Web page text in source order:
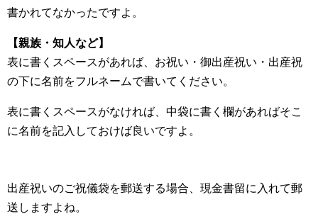
書かれてなかったですよ。
【親族・知人など】
表に書くスペースがあれば、お祝い・御出産祝い・出産祝
の下に名前をフルネームで書いてください。
表に書くスペースがなければ、中袋に書く欄があればそこ
に名前を記入しておけば良いですよ。
出産祝いのご祝儀袋を郵送する場合、現金書留に入れて郵
送しますよね。